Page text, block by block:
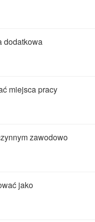
dodatkowa
miejsca pracy
zawodowo
jako